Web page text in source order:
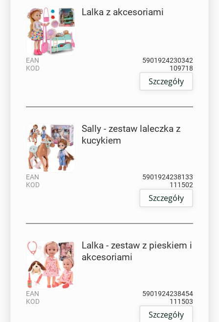
Lalka z akcesoriami
EAN
5901924230342
KOD
109718
Szczegóły
Sally - zestaw laleczka z
kucykiem
EAN
5901924238133
KOD
111502
Szczegóły
Lalka - zestaw z pieskiem i
akcesoriami
EAN
5901924238454
KOD
111503
Szczegóły